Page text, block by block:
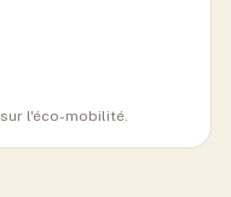
l'éco-mobilité.